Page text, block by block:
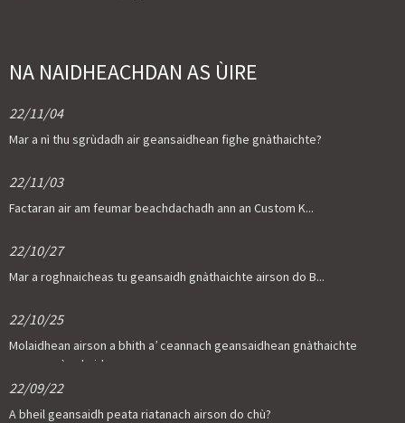
NA NAIDHEACHDAN AS ÙIRE
22/11/04
Mar a nì thu sgrùdadh air geansaidhean fighe gnàthaichte?
22/11/03
Factaran air am feumar beachdachadh ann an Custom K...
22/10/27
Mar a roghnaicheas tu geansaidh gnàthaichte airson do B...
22/10/25
Molaidhean airson a bhith a’ ceannach geansaidhean gnàthaichte
ann am mòr-chuid
22/09/22
A bheil geansaidh peata riatanach airson do chù?